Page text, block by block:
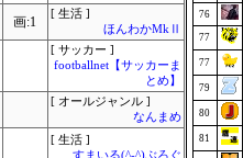
画:1
[ 生活 ]
ほんわかMkⅡ
[ サッカー ]
footballnet【サッカーま
とめ】
[ オールジャンル ]
なんまめ
[ 生活 ]
すまいる(^-^)ぶろぐ
76
77
77
79
80
81